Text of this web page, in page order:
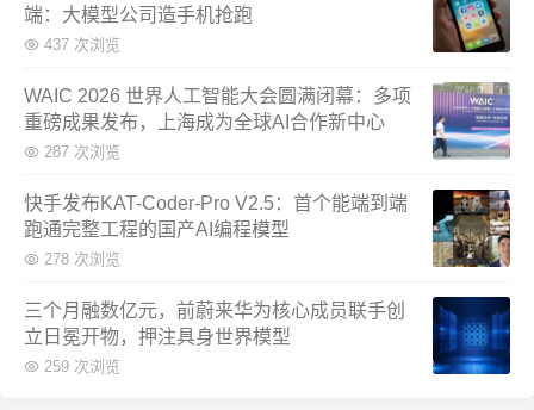
端：大模型公司造手机抢跑
437 次浏览
WAIC 2026 世界人工智能大会圆满闭幕：多项
重磅成果发布，上海成为全球AI合作新中心
287 次浏览
快手发布KAT-Coder-Pro V2.5：首个能端到端
跑通完整工程的国产AI编程模型
278 次浏览
三个月融数亿元，前蔚来华为核心成员联手创
立日冕开物，押注具身世界模型
259 次浏览